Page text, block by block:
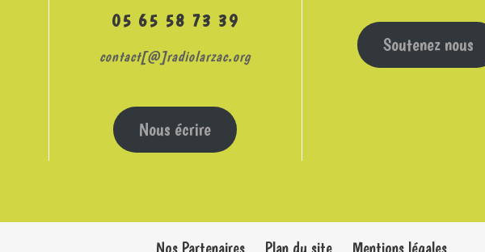
05 65 58 73 39
contact[@]radiolarzac.org
Nous écrire
Soutenez nous
Nos Partenaires Plan du site Mentions légales